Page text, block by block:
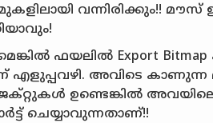
വന്നിരിക്കും!!
ഫയലിൽ Export
അവിടെ കാണുന്ന
ഉണ്ടെങ്കിൽ
ചെയ്യാവുന്നതാണ്!!